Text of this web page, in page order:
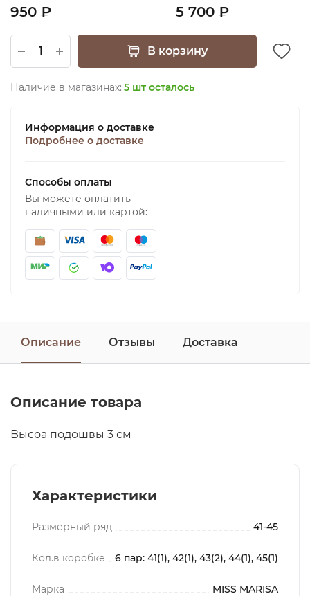
950 ₽ 5 700 ₽
В корзину
Наличие в магазинах: 5 шт осталось
Информация о доставке
Подробнее о доставке
Способы оплаты
Вы можете оплатить
наличными или картой:
Описание Отзывы Доставка
Описание товара
Высоа подошвы 3 см
Характеристики
Размерный ряд 41-45
Кол.в коробке 6 пар: 41(1), 42(1), 43(2), 44(1), 45(1)
Марка MISS MARISA